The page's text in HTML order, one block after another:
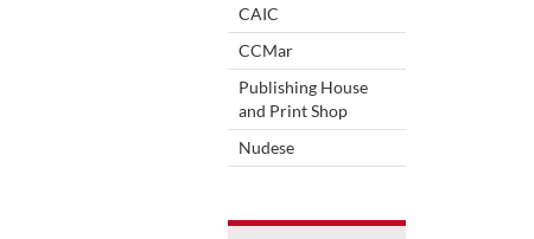
CAIC
CCMar
Publishing House
and Print Shop
Nudese